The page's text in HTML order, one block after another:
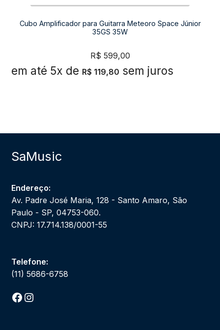
Cubo Amplificador para Guitarra Meteoro Space Júnior
35GS 35W
R$ 599,00
em até 5x de R$ 119,80 sem juros
SaMusic
Endereço:
Av. Padre José Maria, 128 - Santo Amaro, São
Paulo - SP, 04753-060.
CNPJ: 17.714.138/0001-55
Telefone:
(11) 5686-6758
Facebook
Instagram